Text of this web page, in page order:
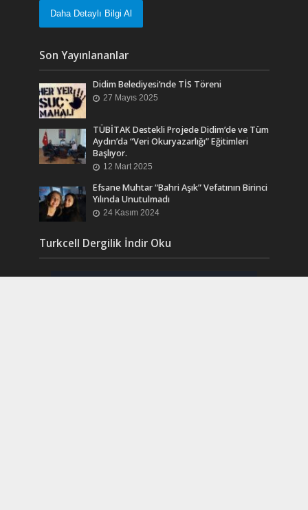
Daha Detaylı Bilgi Al
Son Yayınlananlar
Didim Belediyesi’nde TİS Töreni
27 Mayıs 2025
TÜBİTAK Destekli Projede Didim’de ve Tüm
Aydın’da “Veri Okuryazarlığı” Eğitimleri
Başlıyor.
12 Mart 2025
Efsane Muhtar “Bahri Aşık” Vefatının Birinci
Yılında Unutulmadı
24 Kasım 2024
Turkcell Dergilik İndir Oku